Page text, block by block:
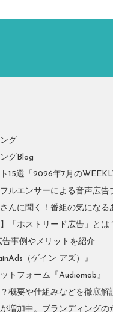
グ
グBlog
15選「2026年7月の
ルエンサーによる音声広
んに聞く！番組の気になる
】「ホストリード広告」と
事例やメリットを紹介
（ゲイン アズ）』
トフォーム『Audiomob』
概要や仕組みなどを徹底解
増加中。ブランディングの